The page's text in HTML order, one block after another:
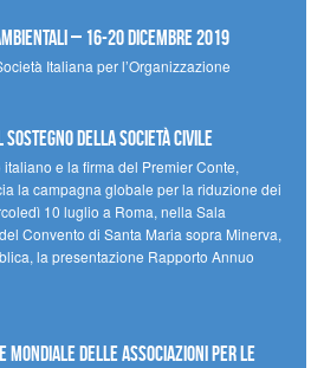
– 16-20 Dicembre 2019
Italiana per l’Organizzazione
sostegno della società civile
e la firma del Premier Conte,
la campagna globale per la riduzione dei
10 luglio a Roma, nella Sala
Convento di Santa Maria sopra Minerva,
la presentazione Rapporto Annuo
Mondiale delle Associazioni per le